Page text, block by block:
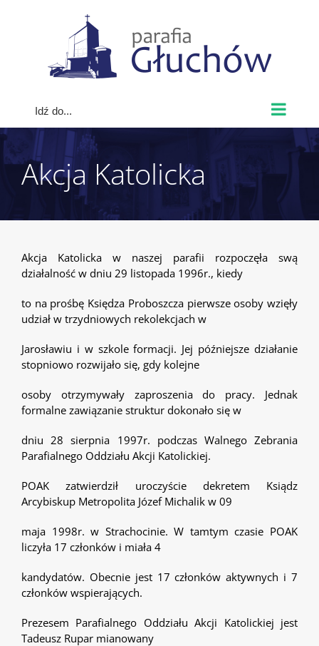
Idź do...
Akcja Katolicka
Akcja Katolicka w naszej parafii rozpoczęła swą
działalność w dniu 29 listopada 1996r., kiedy
to na prośbę Księdza Proboszcza pierwsze osoby wzięły
udział w trzydniowych rekolekcjach w
Jarosławiu i w szkole formacji. Jej późniejsze działanie
stopniowo rozwijało się, gdy kolejne
osoby otrzymywały zaproszenia do pracy. Jednak
formalne zawiązanie struktur dokonało się w
dniu 28 sierpnia 1997r. podczas Walnego Zebrania
Parafialnego Oddziału Akcji Katolickiej.
POAK zatwierdził uroczyście dekretem Ksiądz
Arcybiskup Metropolita Józef Michalik w 09
maja 1998r. w Strachocinie. W tamtym czasie POAK
liczyła 17 członków i miała 4
kandydatów. Obecnie jest 17 członków aktywnych i 7
członków wspierających.
Prezesem Parafialnego Oddziału Akcji Katolickiej jest
Tadeusz Rupar mianowany